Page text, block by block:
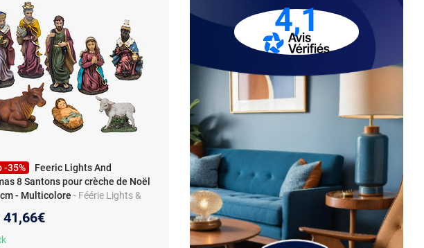
-35%
Feeric Lights And
8 Santons pour crèche de Noël
- Multicolore - Féérie Lights &
- Multicolore - Design
:
Nouveau prix :
41,66€
4,1